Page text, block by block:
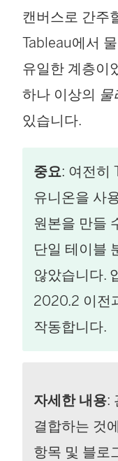
캔버스로 간주
Tableau에서
유일한 계층이
하나 이상의 물
있습니다.
중요: 여전히
유니온을 사
원본을 만들
단일 테이블
않았습니다.
2020.2 이전
작동합니다.
자세한 내용:
결합하는 것
항목 및 블로